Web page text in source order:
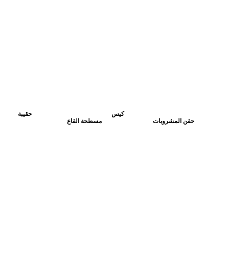
حقن المشروبات
مسطحة القاع